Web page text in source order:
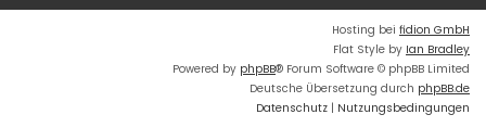
Hosting bei fidion GmbH
Flat Style by Ian Bradley
Powered by phpBB® Forum Software © phpBB Limited
Deutsche Übersetzung durch phpBB.de
Datenschutz | Nutzungsbedingungen